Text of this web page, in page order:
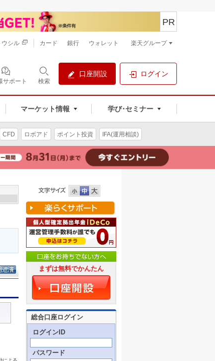
サポート 検索
口座開設 ログイン
マーケット情報 学び･セミナー
PR
ウシル カード 銀行 ウォレット 楽天グループ
CFD ロボアド ポイント投資 IFA(運用相談)
まずは無料でかんたん
総合口座ログイン
ログインID
パスワード